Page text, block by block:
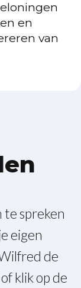
en
van
te spreken
eigen
de
klik op de